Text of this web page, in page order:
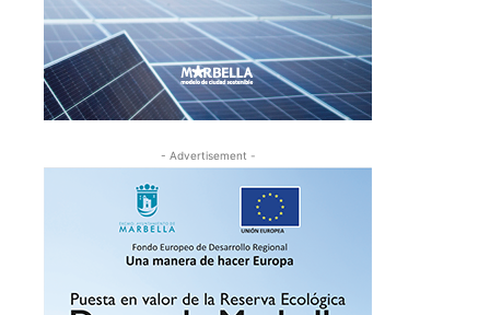
- Advertisement -